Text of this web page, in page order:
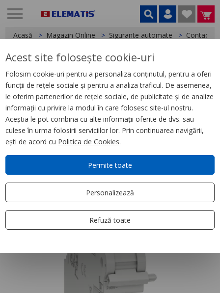
Acasă Magazin Online Sigurante automate Contacte
< Contacte Auxiliare si Bobine declansare
Easy9 Bobina declansare la
prag de tensiune
Acest site folosește cookie-uri
Folosim cookie-uri pentru a personaliza conținutul, pentru a oferi
funcții de rețele sociale și pentru a analiza traficul. De asemenea,
le oferim partenerilor de rețele sociale, de publicitate și de analize
informații cu privire la modul în care folosesc site-ul nostru.
Aceștia le pot combina cu alte informații oferite de dvs. sau
culese în urma folosirii serviciilor lor. Prin continuarea navigării,
ești de acord cu Politica de Cookies.
Permite toate
Personalizează
Refuză toate